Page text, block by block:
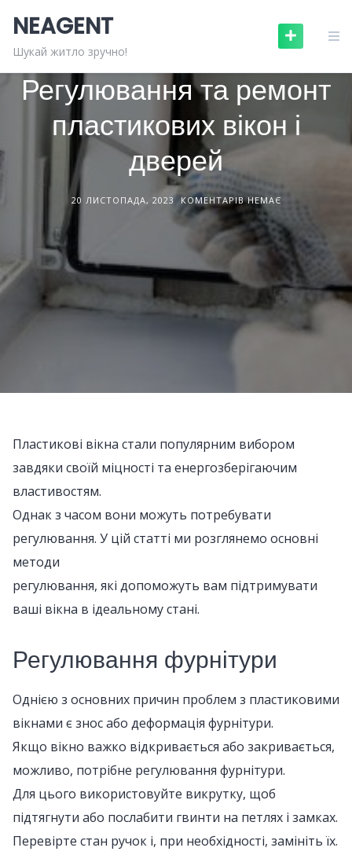
content
NEAGENT
Шукай житло зручно!ПОСЛУГИ
Регулювання та ремонт
пластикових вікон і
дверей
20 ЛИСТОПАДА, 2023 КОМЕНТАРІВ НЕМАЄ
Пластикові вікна стали популярним вибором
завдяки своїй міцності та енергозберігаючим
властивостям.
Однак з часом вони можуть потребувати
регулювання. У цій статті ми розглянемо основні
методи
регулювання, які допоможуть вам підтримувати
ваші вікна в ідеальному стані.
Регулювання фурнітури
Однією з основних причин проблем з пластиковими
вікнами є знос або деформація фурнітури.
Якщо вікно важко відкривається або закривається,
можливо, потрібне регулювання фурнітури.
Для цього використовуйте викрутку, щоб
підтягнути або послабити гвинти на петлях і замках.
Перевірте стан ручок і, при необхідності, замініть їх.